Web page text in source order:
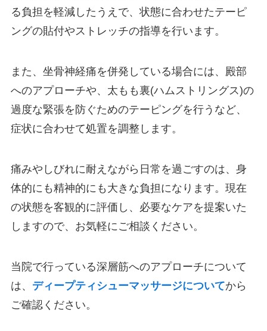
る負担を軽減したうえで、状態に合わせたテーピ
ングの貼付やストレッチの指導を行います。
また、坐骨神経痛を併発している場合には、殿部
へのアプローチや、太もも裏(ハムストリングス)の
過度な緊張を防ぐためのテーピングを行うなど、
症状に合わせて処置を調整します。
痛みやしびれに耐えながら日常を過ごすのは、身
体的にも精神的にも大きな負担になります。現在
の状態を客観的に評価し、必要なケアを提案いた
しますので、お気軽にご相談ください。
当院で行っている深層筋へのアプローチについて
は、 ディープティシューマッサージについてから
ご確認ください。